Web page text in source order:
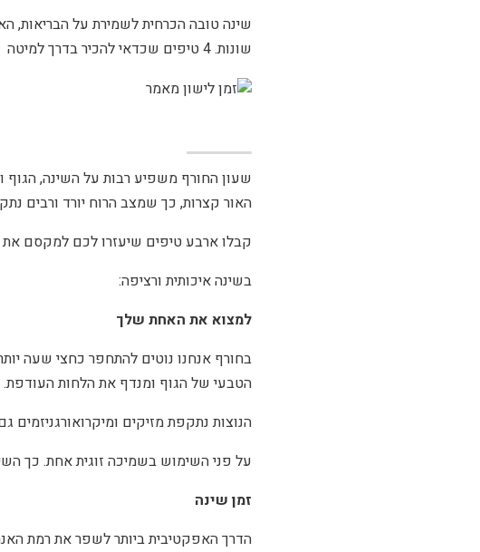
שינה טובה הכרחית לשמירת על הבריאות,
שונות. 4 טיפים שכדאי להכיר בדרך למיטה
שעון החורף משפיע רבות על השינה, הגוף
האור קצרות, כך שמצב הרוח יורד ורבים
קבלו ארבע טיפים שיעזרו לכם למקסם
בשינה איכותית ורציפה:
למצוא את האחת שלך
בחורף אנחנו נוטים להתחפר כחצי שעה
הטבעי של הגוף ומנדף את הלחות העודפת.
הנוצות נתקפת מזיקים
על פני השימוש בשמיכה זוגית אחת. כך
זמן שינה
הדרך האפקטיבית ביותר לשפר את רמת